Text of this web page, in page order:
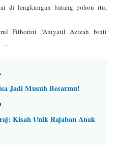
di lengkungan batang pohon itu,
Fithorini ‘Aniyatil Azizah binti
…
Jadi Musuh Besarmu!
Kisah Unik Rajaban Anak